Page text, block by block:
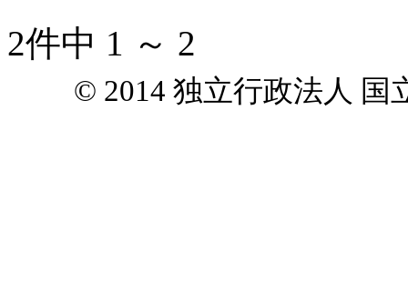
2件中 1 ～ 2
© 2014 独立行政法人 国